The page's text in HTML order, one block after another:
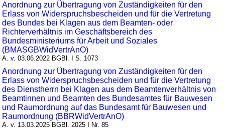
Anordnung zur Übertragung von Zuständigkeiten für den
Erlass von Widerspruchsbescheiden und für die Vertretung
des Bundes bei Klagen aus dem Beamten- oder
Richterverhältnis im Geschäftsbereich des
Bundesministeriums für Arbeit und Soziales
(BMASGBWidVertrAnO)
A. v. 03.06.2022 BGBl. I S. 1073
Anordnung zur Übertragung von Zuständigkeiten für den
Erlass von Widerspruchsbescheiden und für die Vertretung
des Dienstherrn bei Klagen aus dem Beamtenverhältnis von
Beamtinnen und Beamten des Bundesamtes für Bauwesen
und Raumordnung auf das Bundesamt für Bauwesen und
Raumordnung (BBRWidVertrAnO)
A. v. 13.03.2025 BGBl. 2025 I Nr. 85